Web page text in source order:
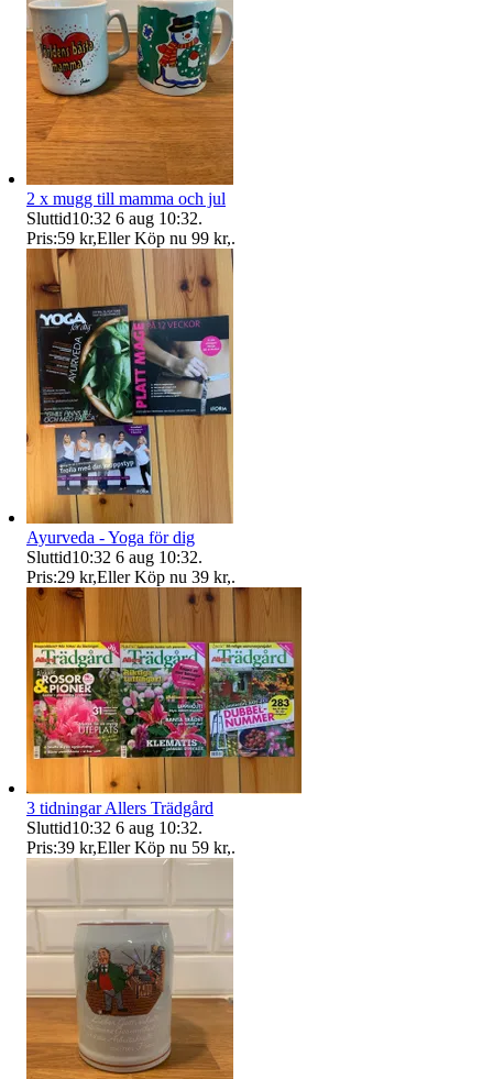
2 x mugg till mamma och jul
Sluttid10:32 6 aug 10:32.
Pris:59 kr,Eller Köp nu 99 kr,.
Ayurveda - Yoga för dig
Sluttid10:32 6 aug 10:32.
Pris:29 kr,Eller Köp nu 39 kr,.
3 tidningar Allers Trädgård
Sluttid10:32 6 aug 10:32.
Pris:39 kr,Eller Köp nu 59 kr,.